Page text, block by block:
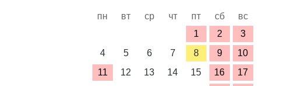
пн вт ср чт пт сб
вс
1
2
3
4
5 6 7 8 9
10
11
12 13 14 15 16
17